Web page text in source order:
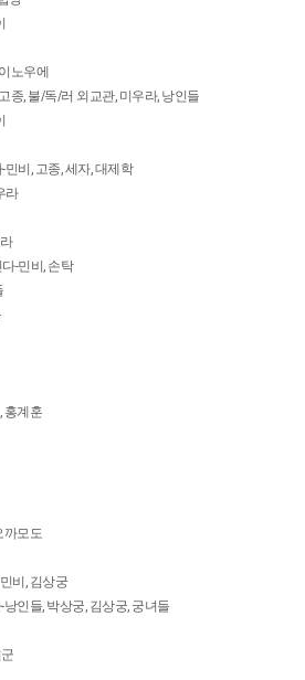
노우에
종, 불/독/러 외교관, 미우라, 낭인들
비, 고종, 세자, 대제학
라
-민비, 손탁
홍계훈
까모도
비, 김상궁
인들, 박상궁, 김상궁, 궁녀들